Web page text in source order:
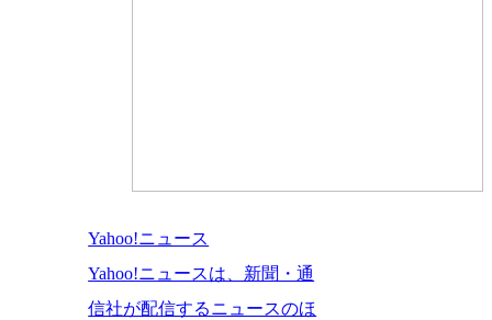
Yahoo!ニュース
Yahoo!ニュースは、新聞・通
信社が配信するニュースのほ